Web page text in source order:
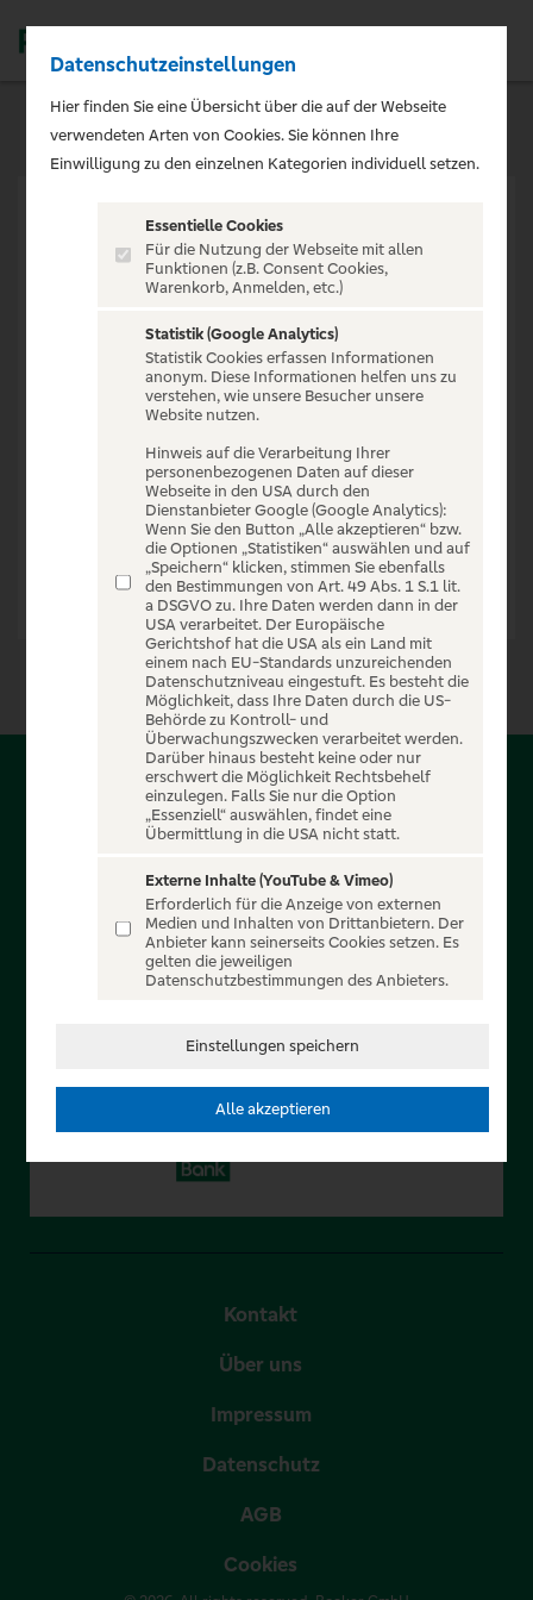
VERANSTALTUNG NICHT
GEFUNDEN
Zur Startseite
Über PSD-Entertain
Service für alle Kunden der PSD Banken. Auf unserem
einzigartigen Portal finden Sie Tickets für atemberaubende
Konzerte, Musicals und Shows, die Fußball-Bundesliga sowie
die Champions League und die Europa League.
In Zusammenarbeit mit
Kontakt
Über uns
Impressum
Datenschutz
AGB
Cookies
Datenschutzeinstellungen
Hier finden Sie eine Übersicht über die auf der Webseite
verwendeten Arten von Cookies. Sie können Ihre
Einwilligung zu den einzelnen Kategorien individuell setzen.
Essentielle Cookies
Für die Nutzung der Webseite mit allen
Funktionen (z.B. Consent Cookies,
Warenkorb, Anmelden, etc.)
Statistik (Google Analytics)
Statistik Cookies erfassen Informationen
anonym. Diese Informationen helfen uns zu
verstehen, wie unsere Besucher unsere
Website nutzen.
Hinweis auf die Verarbeitung Ihrer
personenbezogenen Daten auf dieser
Webseite in den USA durch den
Dienstanbieter Google (Google Analytics):
Wenn Sie den Button „Alle akzeptieren“ bzw.
die Optionen „Statistiken“ auswählen und auf
„Speichern“ klicken, stimmen Sie ebenfalls
den Bestimmungen von Art. 49 Abs. 1 S.1 lit.
a DSGVO zu. Ihre Daten werden dann in der
USA verarbeitet. Der Europäische
Gerichtshof hat die USA als ein Land mit
einem nach EU-Standards unzureichenden
Datenschutzniveau eingestuft. Es besteht die
Möglichkeit, dass Ihre Daten durch die US-
Behörde zu Kontroll- und
Überwachungszwecken verarbeitet werden.
Darüber hinaus besteht keine oder nur
erschwert die Möglichkeit Rechtsbehelf
einzulegen. Falls Sie nur die Option
„Essenziell“ auswählen, findet eine
Übermittlung in die USA nicht statt.
Externe Inhalte (YouTube & Vimeo)
Erforderlich für die Anzeige von externen
Medien und Inhalten von Drittanbietern. Der
Anbieter kann seinerseits Cookies setzen. Es
gelten die jeweiligen
Datenschutzbestimmungen des Anbieters.
Einstellungen speichern
Alle akzeptieren